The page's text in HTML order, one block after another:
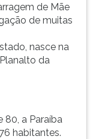
de Mãe
de muitas
nasce na
da
80, a Paraíba
habitantes.